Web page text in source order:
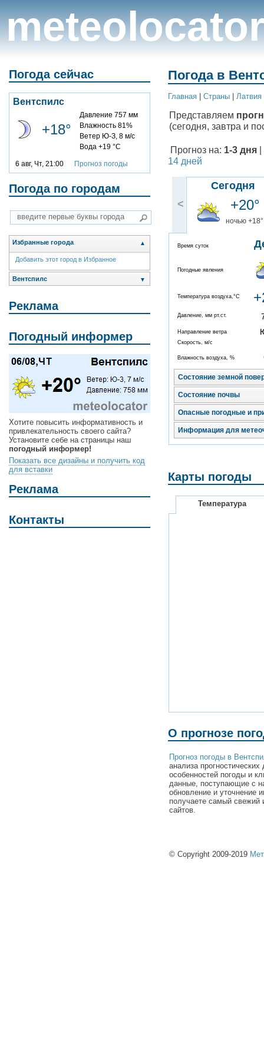
meteolocator
Погода сейчас
Вентспилс
+18°
Давление 757 мм
Влажность 81%
Ветер Ю-З, 8 м/с
Вода +19 °C
6 авг, Чт, 21:00 Прогноз погоды
Погода по городам
Избранные города ▲
Добавить этот город в Избранное
Вентспилс ▼
Реклама
Погодный информер
Хотите повысить информативность и
привлекательность своего сайта?
Установите себе на страницы наш
погодный информер!
Показать все дизайны и получить код
для вставки
Реклама
Контакты
Погода в
Главная Cтраны Латвия
Представляем
(сегодня, завтра и
Прогноз на: 1-3 дня
14 дней
<
Сегодня
+20°
ночью +18°
Время суток
Погодные явления
Температура воздуха,°C
Давление, мм рт.ст.
Направление ветра
Скорость, м/с
Влажность воздуха, %
Состояние земной
Состояние почвы
Опасные погодные и
Информация для
Карты погоды
Температура
О прогнозе
Прогноз погоды в
анализа
особенностей погоды и
данные, поступающие с
обновление и уточнение
получаете самый свежий
сайтов.
© Copyright 2009-2019